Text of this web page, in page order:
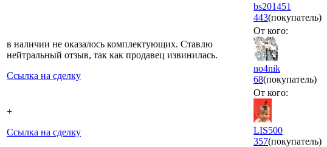
bs201451
443(покупатель)
в наличии не оказалось комплектующих. Ставлю
нейтральный отзыв, так как продавец извинилась.
Ссылка на сделку
От кого:
no4nik
68(покупатель)
+
Ссылка на сделку
От кого:
LIS500
357(покупатель)